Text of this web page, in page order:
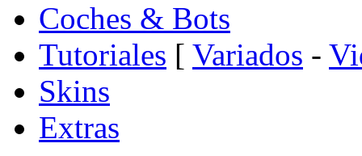
Coches & Bots
Tutoriales [ Variados -
Skins
Extras